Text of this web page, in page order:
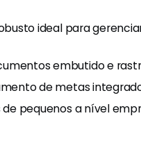
ideal para
embutido e
de metas
pequenos a nível